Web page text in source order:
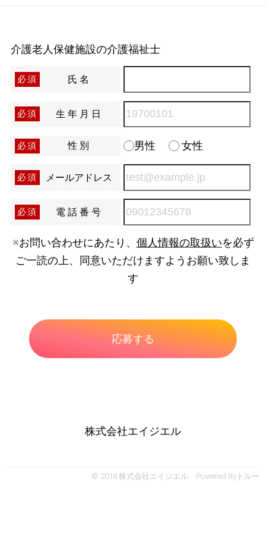
介護老人保健施設の介護福祉士
必須 氏名
必須 生年月日
必須 性別 男性 女性
必須 メールアドレス
必須 電話番号
※お問い合わせにあたり、 個人情報の取扱いを必ず
ご一読の上、同意いただけますようお願い致しま
す
株式会社エイジエル
© 2018 株式会社エイジエル Powered Byトルー